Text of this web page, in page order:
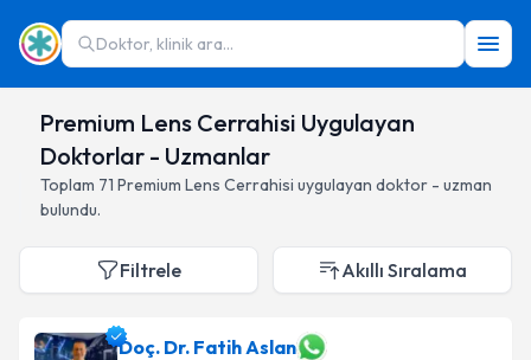
Doktor, klinik ara...
Premium Lens Cerrahisi Uygulayan
Doktorlar - Uzmanlar
Toplam 71 Premium Lens Cerrahisi uygulayan doktor - uzman
bulundu.
Filtrele Akıllı Sıralama
Doç. Dr. Fatih Aslan